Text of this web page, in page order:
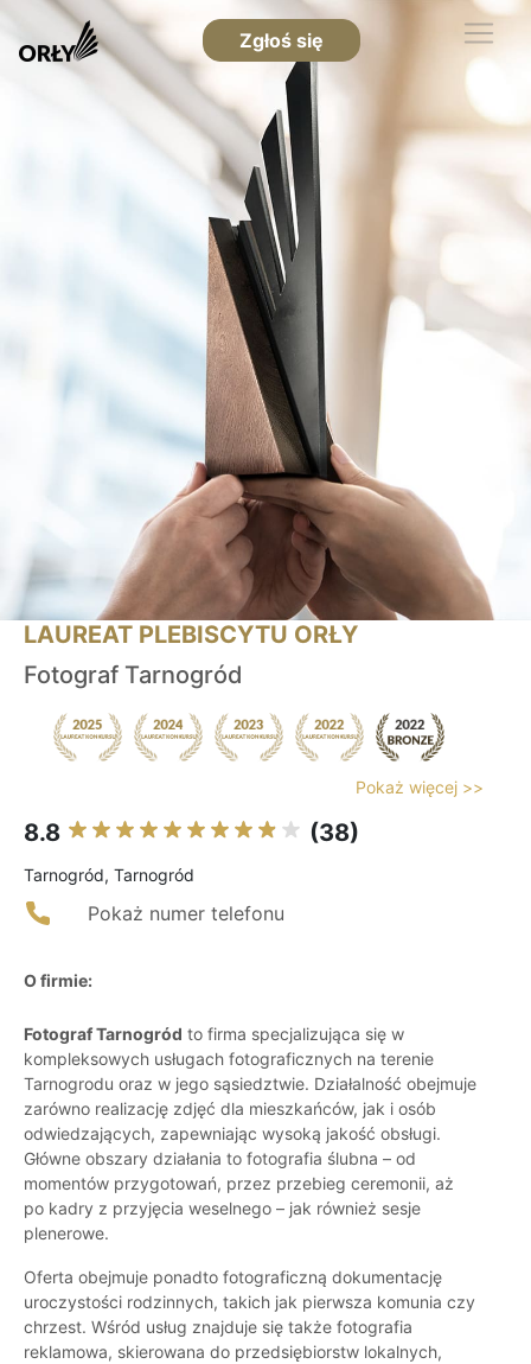
Zgłoś się
LAUREAT PLEBISCYTU ORŁY
Fotograf Tarnogród
Pokaż więcej >>
8.8 (38)
Tarnogród, Tarnogród
Pokaż numer telefonu
O firmie:
Fotograf Tarnogród to firma specjalizująca się w
kompleksowych usługach fotograficznych na terenie
Tarnogrodu oraz w jego sąsiedztwie. Działalność obejmuje
zarówno realizację zdjęć dla mieszkańców, jak i osób
odwiedzających, zapewniając wysoką jakość obsługi.
Główne obszary działania to fotografia ślubna – od
momentów przygotowań, przez przebieg ceremonii, aż
po kadry z przyjęcia weselnego – jak również sesje
plenerowe.
Oferta obejmuje ponadto fotograficzną dokumentację
uroczystości rodzinnych, takich jak pierwsza komunia czy
chrzest. Wśród usług znajduje się także fotografia
reklamowa, skierowana do przedsiębiorstw lokalnych,